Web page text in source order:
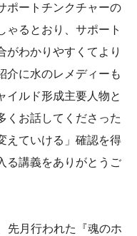
ポートチンクチャーの
ゃるとおり、サポート
がわかりやすくてより
介に水のレメディーも
ルド形成主要人物と
くお話してくださった
えていける」確認を得
る講義をありがとうご
先月行われた『魂のホ